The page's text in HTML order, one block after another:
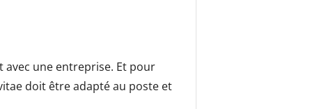
une entreprise. Et pour
doit être adapté au poste et